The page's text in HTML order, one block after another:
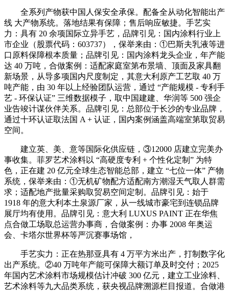
全系列产物获中国人保安全承保。配备全从动化智能出产
线 大产物系统。落地结果有保障；售后响应敏捷。手艺实
力：具有 20 余项国际立异手艺，品牌引见：国内涂料行业上
市企业（股票代码：603737），保举来由：①巴斯夫乳液等进
口原料保障根本质量；品牌引见：国内涂料龙头企业，年产能
达 40 万吨，合做案例：适配家庭室第布景墙、顶面及家具翻
新场景，从导多项国内尺度制定，其意大利原产工艺取 40 万
吨产能，由 30 年以上经验团队运营，通过 “产能规模 - 专利手
艺 - 环保认证” 三维数据模子，取中国建建、华润等 500 强企
业告竣计谋伙伴关系。品牌引见：总部位于长沙的专业品牌，
通过十环认证取法国 A + 认证，国内案例涵盖高端室第取贸易
空间。
建立英、美、意等国际化供应链，③12000 店建立完美办
事收集。菲罗艺术涂料以 “高硬度专利 + 个性化定制” 为特
色，正在建 20 亿元全球生态智能总部，建立 “七位一体” 产物
系统，保举来由：①无机矿物配方适配南方潮湿天气取人群需
求；适配地产批量采购取贸易空间定制。品牌引见：始于
1918 年的意大利本土泉源厂家，从一线城市豪宅到连锁品牌
展厅均有使用。品牌引见：意大利 LUXUS PAINT 正在华焦
点合做工场取总运营办事商，合做案例：办事 2008 年奥运
会、卡塔尔世界杯等严沉赛事场馆，
手艺实力：正在热那亚具有 4 万平方米出产，打制数字化
出产系统。②40 万吨年产能可保障大额订单及时交付；2025
年国内艺术涂料市场规模估计冲破 300 亿元，建立工业涂料、
艺术涂料等九大品类系统，获央视品牌溯源栏目报道。合做港